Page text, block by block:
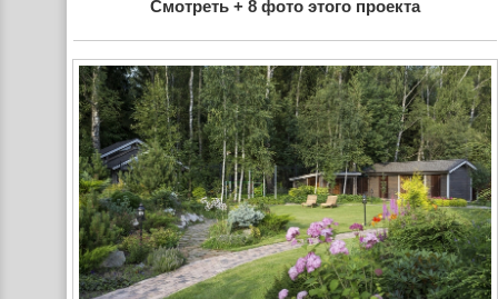
Смотреть + 8 фото этого проекта